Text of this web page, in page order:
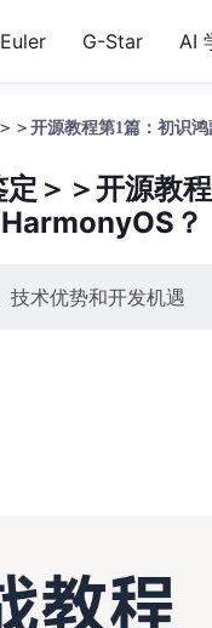
G-Star AI
＞开源教程第1篇：初识
＞＞开源教
？
技术优势和开发机遇